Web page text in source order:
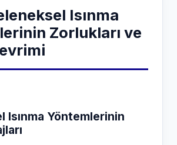
Isınma
Zorlukları ve
Isınma Yöntemlerinin